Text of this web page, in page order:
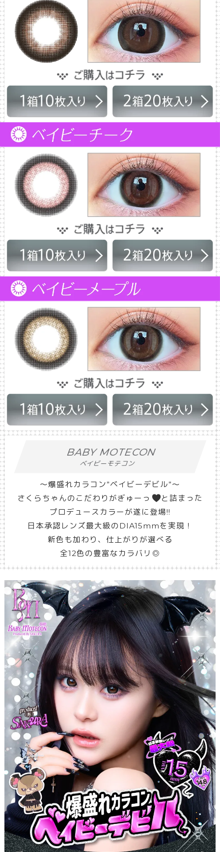
BABY MOTECON
ベイビーモテコン
～爆盛れカラコン”ベイビーデビル”～
さくらちゃんのこだわりがぎゅーっ
と詰まった
プロデュースカラーが遂に登場!!
日本承認レンズ最大級のDIA15mmを実現！
新色も加わり、仕上がりが選べる
全12色の豊富なカラバリ◎